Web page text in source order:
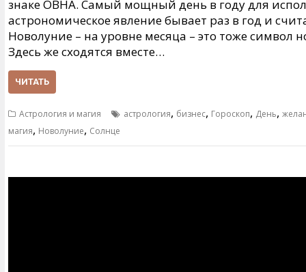
знаке ОВНА. Самый мощный день в году для
астрономическое явление бывает раз в год и
Новолуние – на уровне месяца – это тоже символ
Здесь же сходятся вместе…
ЧИТАТЬ
Астрология и магия астрология, бизнес, Гороскоп, День,
магия, Новолуние, Солнце